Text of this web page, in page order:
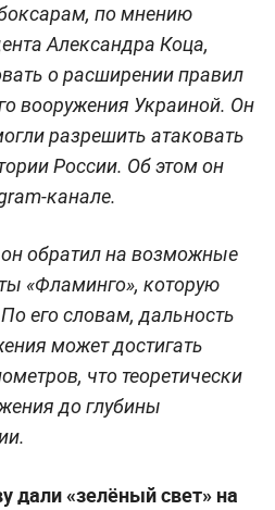
по мнению
Александра Коца,
о расширении правил
вооружения Украиной. Он
разрешить атаковать
России. Об этом он
канале.
обратил на возможные
«Фламинго», которую
его словам, дальность
может достигать
что теоретически
до глубины
дали «зелёный свет» на